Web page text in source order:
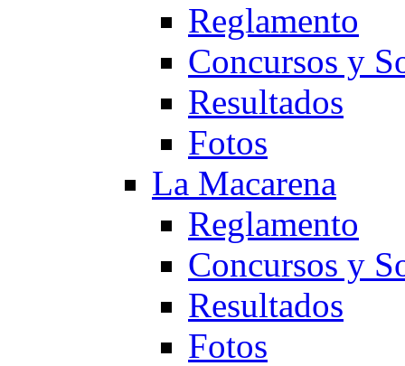
Reglamento
Concursos y
Resultados
Fotos
La Macarena
Reglamento
Concursos y
Resultados
Fotos